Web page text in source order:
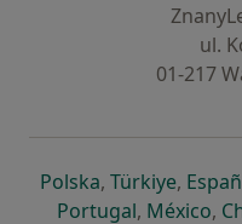
ul.
01-217
Polskase otevře v
, Türkiyese
,
Portugalse otevře v
, Méxicose
,